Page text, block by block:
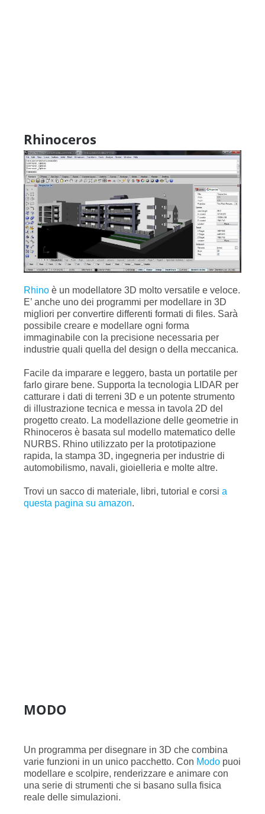
Rhinoceros
Rhino è un modellatore 3D molto versatile e veloce.
E’ anche uno dei programmi per modellare in 3D
migliori per convertire differenti formati di files. Sarà
possibile creare e modellare ogni forma
immaginabile con la precisione necessaria per
industrie quali quella del design o della meccanica.
Facile da imparare e leggero, basta un portatile per
farlo girare bene. Supporta la tecnologia LIDAR per
catturare i dati di terreni 3D e un potente strumento
di illustrazione tecnica e messa in tavola 2D del
progetto creato. La modellazione delle geometrie in
Rhinoceros è basata sul modello matematico delle
NURBS. Rhino utilizzato per la prototipazione
rapida, la stampa 3D, ingegneria per industrie di
automobilismo, navali, gioielleria e molte altre.
Trovi un sacco di materiale, libri, tutorial e corsi a
questa pagina su amazon.
MODO
Un programma per disegnare in 3D che combina
varie funzioni in un unico pacchetto. Con Modo puoi
modellare e scolpire, renderizzare e animare con
una serie di strumenti che si basano sulla fisica
reale delle simulazioni.